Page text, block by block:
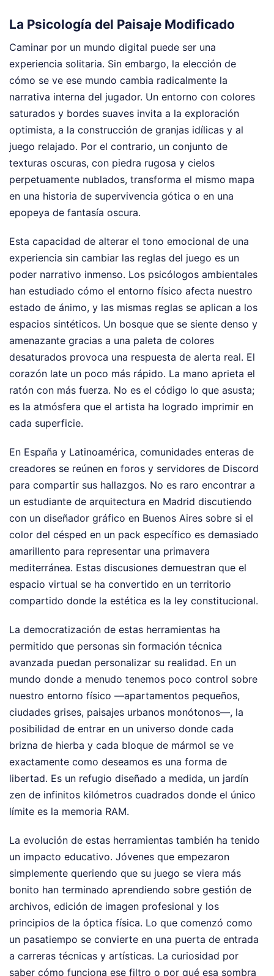
La Psicología del Paisaje Modificado
Caminar por un mundo digital puede ser una
experiencia solitaria. Sin embargo, la elección de
cómo se ve ese mundo cambia radicalmente la
narrativa interna del jugador. Un entorno con colores
saturados y bordes suaves invita a la exploración
optimista, a la construcción de granjas idílicas y al
juego relajado. Por el contrario, un conjunto de
texturas oscuras, con piedra rugosa y cielos
perpetuamente nublados, transforma el mismo mapa
en una historia de supervivencia gótica o en una
epopeya de fantasía oscura.
Esta capacidad de alterar el tono emocional de una
experiencia sin cambiar las reglas del juego es un
poder narrativo inmenso. Los psicólogos ambientales
han estudiado cómo el entorno físico afecta nuestro
estado de ánimo, y las mismas reglas se aplican a los
espacios sintéticos. Un bosque que se siente denso y
amenazante gracias a una paleta de colores
desaturados provoca una respuesta de alerta real. El
corazón late un poco más rápido. La mano aprieta el
ratón con más fuerza. No es el código lo que asusta;
es la atmósfera que el artista ha logrado imprimir en
cada superficie.
En España y Latinoamérica, comunidades enteras de
creadores se reúnen en foros y servidores de Discord
para compartir sus hallazgos. No es raro encontrar a
un estudiante de arquitectura en Madrid discutiendo
con un diseñador gráfico en Buenos Aires sobre si el
color del césped en un pack específico es demasiado
amarillento para representar una primavera
mediterránea. Estas discusiones demuestran que el
espacio virtual se ha convertido en un territorio
compartido donde la estética es la ley constitucional.
La democratización de estas herramientas ha
permitido que personas sin formación técnica
avanzada puedan personalizar su realidad. En un
mundo donde a menudo tenemos poco control sobre
nuestro entorno físico —apartamentos pequeños,
ciudades grises, paisajes urbanos monótonos—, la
posibilidad de entrar en un universo donde cada
brizna de hierba y cada bloque de mármol se ve
exactamente como deseamos es una forma de
libertad. Es un refugio diseñado a medida, un jardín
zen de infinitos kilómetros cuadrados donde el único
límite es la memoria RAM.
La evolución de estas herramientas también ha tenido
un impacto educativo. Jóvenes que empezaron
simplemente queriendo que su juego se viera más
bonito han terminado aprendiendo sobre gestión de
archivos, edición de imagen profesional y los
principios de la óptica física. Lo que comenzó como
un pasatiempo se convierte en una puerta de entrada
a carreras técnicas y artísticas. La curiosidad por
saber cómo funciona ese filtro o por qué esa sombra